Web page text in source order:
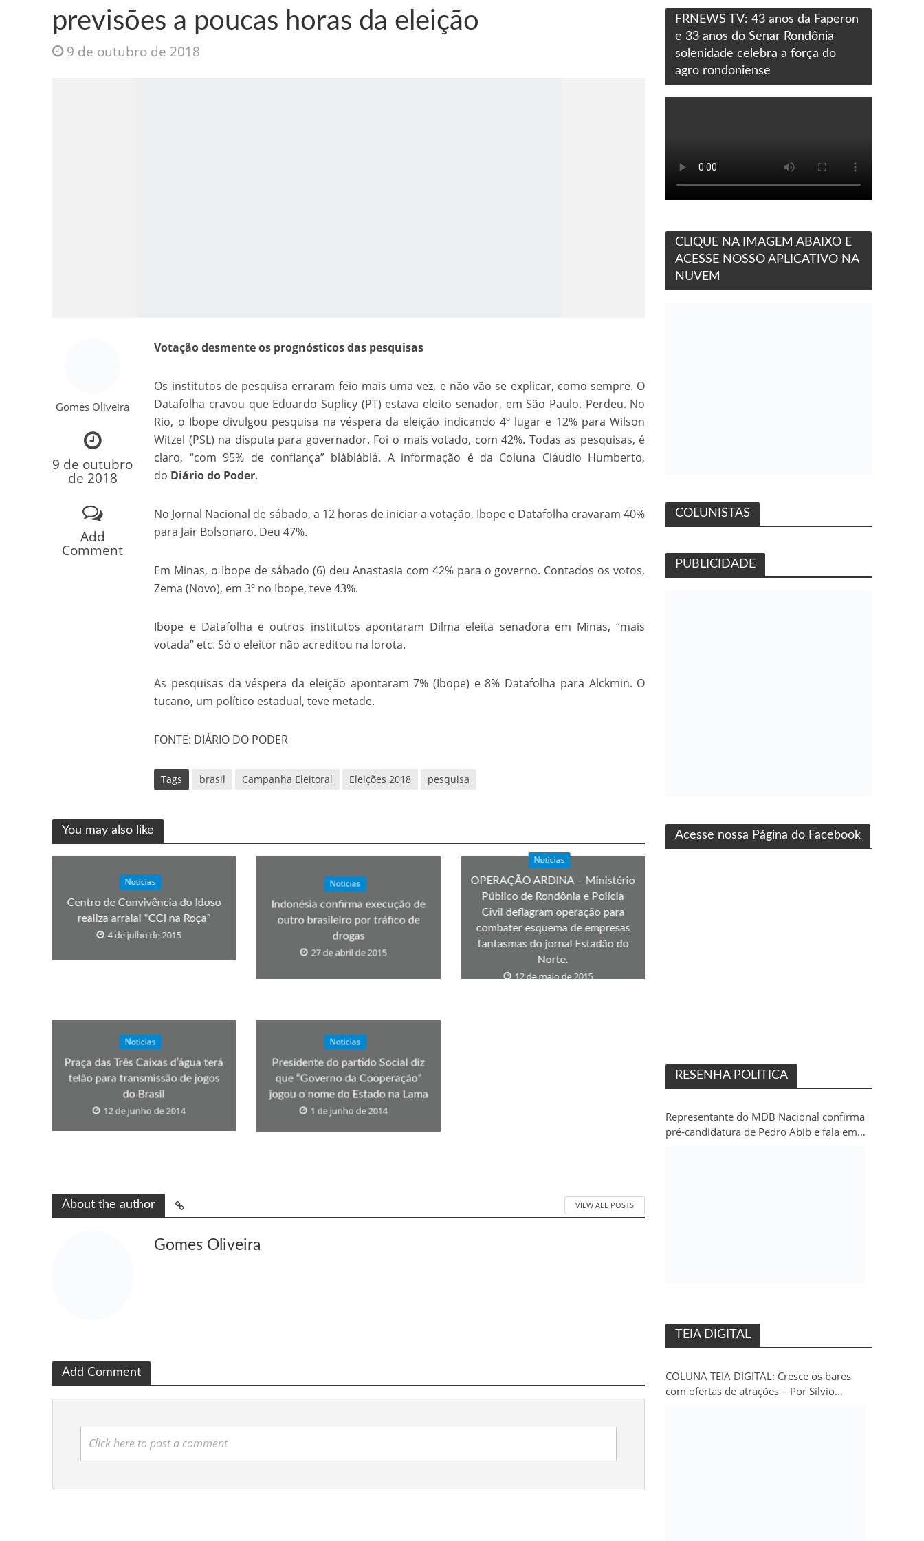
Como o Cachorrinho Kong ajudou o Imperador Dom Pedro I na Independência do Brasil
Os segredos não revelados do livro de apocalipse
previsões a poucas horas da eleição
9 de outubro de 2018
Gomes Oliveira
9 de outubro
de 2018
Add
Comment
Votação desmente os prognósticos das pesquisas
Os institutos de pesquisa erraram feio mais uma vez, e não vão se explicar, como sempre. O
Datafolha cravou que Eduardo Suplicy (PT) estava eleito senador, em São Paulo. Perdeu. No
Rio, o Ibope divulgou pesquisa na véspera da eleição indicando 4º lugar e 12% para Wilson
Witzel (PSL) na disputa para governador. Foi o mais votado, com 42%. Todas as pesquisas, é
claro, “com 95% de confiança” blábláblá. A informação é da Coluna Cláudio Humberto,
do Diário do Poder.
No Jornal Nacional de sábado, a 12 horas de iniciar a votação, Ibope e Datafolha cravaram 40%
para Jair Bolsonaro. Deu 47%.
Em Minas, o Ibope de sábado (6) deu Anastasia com 42% para o governo. Contados os votos,
Zema (Novo), em 3º no Ibope, teve 43%.
Ibope e Datafolha e outros institutos apontaram Dilma eleita senadora em Minas, “mais
votada” etc. Só o eleitor não acreditou na lorota.
As pesquisas da véspera da eleição apontaram 7% (Ibope) e 8% Datafolha para Alckmin. O
tucano, um político estadual, teve metade.
FONTE: DIÁRIO DO PODER
Tags brasil Campanha Eleitoral Eleições 2018 pesquisa
You may also like
Noticias
Centro de Convivência do Idoso
realiza arraial “CCI na Roça”
4 de julho de 2015
Noticias
Indonésia confirma execução de
outro brasileiro por tráfico de
drogas
27 de abril de 2015
Noticias
OPERAÇÃO ARDINA – Ministério
Público de Rondônia e Polícia
Civil deflagram operação para
combater esquema de empresas
fantasmas do jornal Estadão do
Norte.
12 de maio de 2015
Noticias
Praça das Três Caixas d’água terá
telão para transmissão de jogos
do Brasil
12 de junho de 2014
Noticias
Presidente do partido Social diz
que “Governo da Cooperação”
jogou o nome do Estado na Lama
1 de junho de 2014
About the author VIEW ALL POSTS
Gomes Oliveira
Add Comment
Click here to post a comment
FRNEWS TV: 43 anos da Faperon
e 33 anos do Senar Rondônia
solenidade celebra a força do
agro rondoniense
CLIQUE NA IMAGEM ABAIXO E
ACESSE NOSSO APLICATIVO NA
NUVEM
COLUNISTAS
PUBLICIDADE
Acesse nossa Página do Facebook
RESENHA POLITICA
Representante do MDB Nacional confirma
pré-candidatura de Pedro Abib e fala em
TEIA DIGITAL
COLUNA TEIA DIGITAL: Cresce os bares
com ofertas de atrações – Por Silvio